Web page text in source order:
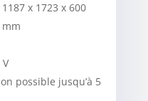
x 1723 x 600
possible jusqu’à 5